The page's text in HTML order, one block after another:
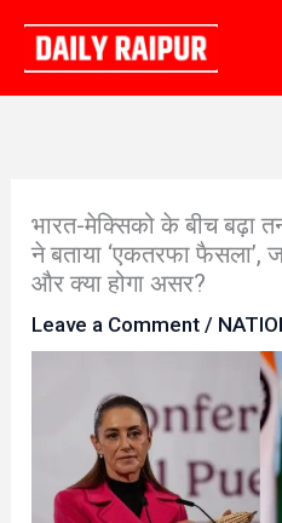
content
भारत-मेक्सिको के बीच बढ़ा
ने बताया ‘एकतरफा फैसला’,
और क्या होगा असर?
Leave a Comment /